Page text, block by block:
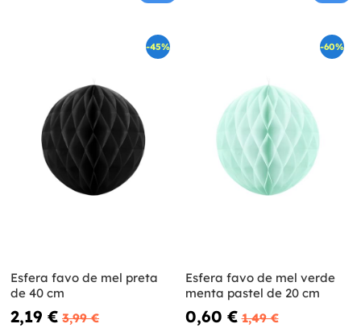
-45%
Esfera favo de mel preta
de 40 cm
2,19 € 3,99 €
-60%
Esfera favo de mel verde
menta pastel de 20 cm
0,60 € 1,49 €